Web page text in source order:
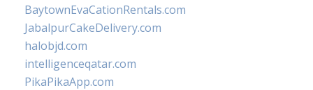
BaytownEvaCationRentals.com
JabalpurCakeDelivery.com
halobjd.com
intelligenceqatar.com
PikaPikaApp.com